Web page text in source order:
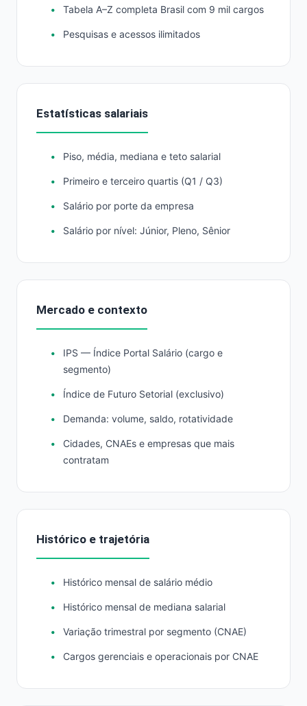
Tabela A–Z completa Brasil com 9 mil cargos
Pesquisas e acessos ilimitados
Estatísticas salariais
Piso, média, mediana e teto salarial
Primeiro e terceiro quartis (Q1 / Q3)
Salário por porte da empresa
Salário por nível: Júnior, Pleno, Sênior
Mercado e contexto
IPS — Índice Portal Salário (cargo e
segmento)
Índice de Futuro Setorial (exclusivo)
Demanda: volume, saldo, rotatividade
Cidades, CNAEs e empresas que mais
contratam
Histórico e trajetória
Histórico mensal de salário médio
Histórico mensal de mediana salarial
Variação trimestral por segmento (CNAE)
Cargos gerenciais e operacionais por CNAE